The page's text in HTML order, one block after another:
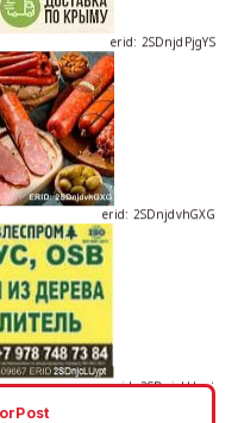
erid: 2SDnjdvhGXG